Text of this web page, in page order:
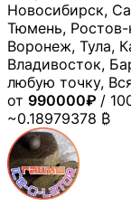
Новосибирск,
Тюмень,
Воронеж, Тула,
Владивосток,
любую точку,
от 990000₽ /
~0.18979378 ₿